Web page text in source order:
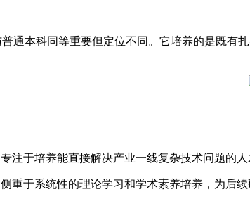
通本科同等重要但定位不同。它培养的是既有
注于培养能直接解决产业一线复杂技术问题的人
重于系统性的理论学习和学术素养培养，为后续